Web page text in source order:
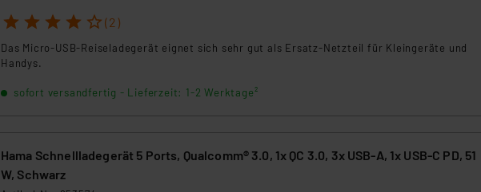
1 2 3 4 5 (2)
Das Micro-USB-Reiseladegerät eignet sich sehr gut als Ersatz-Netzteil für Kleingeräte und
Handys.
sofort versandfertig - Lieferzeit: 1-2 Werktage²
Hama Schnellladegerät 5 Ports, Qualcomm® 3.0, 1x QC 3.0, 3x USB-A, 1x USB-C PD, 51
W, Schwarz